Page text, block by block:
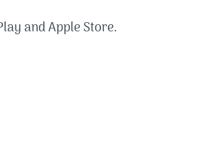
and Apple Store.